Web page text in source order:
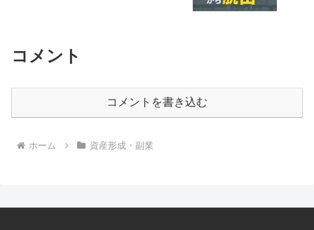
コメント
コメントを書き込む
ホーム 資産形成・副業